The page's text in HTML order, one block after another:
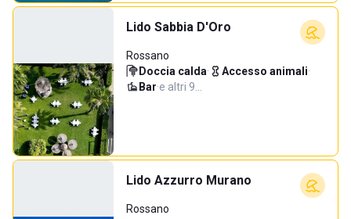
Lido Sabbia D'Oro
Rossano
Doccia calda· Accesso animali·
Bar·e altri 9…
Lido Azzurro Murano
Rossano